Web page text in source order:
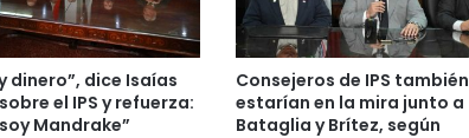
dinero”, dice Isaías
el IPS y refuerza:
Mandrake”
Consejeros de IPS también
estarían en la mira junto a
Bataglia y Brítez, según